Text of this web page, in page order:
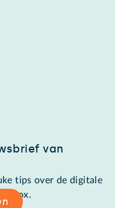
van
tips over de digitale